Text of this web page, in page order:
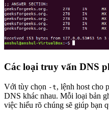
Các loại truy vấn DNS
Với tùy chọn -t, lệnh host cho
DNS khác nhau. Mỗi loại bản
việc hiểu rõ chúng sẽ giúp bạn